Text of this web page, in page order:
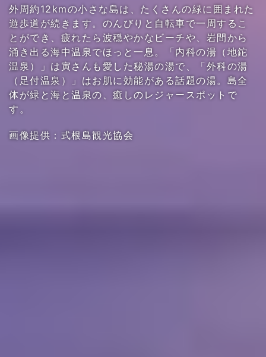
外周約12kmの小さな島は、たくさんの緑に囲まれた
遊歩道が続きます。のんびりと自転車で一周するこ
とができ、疲れたら波穏やかなビーチや、岩間から
涌き出る海中温泉でほっと一息。「内科の湯（地鉈
温泉）」は寅さんも愛した秘湯の湯で、「外科の湯
（足付温泉）」はお肌に効能がある話題の湯。島全
体が緑と海と温泉の、癒しのレジャースポットで
す。
画像提供：式根島観光協会